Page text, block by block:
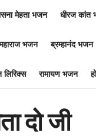
मेहता भजन धीरज कांत
भजन ब्रम्हानंद भजन
रामायण भजन
दो जी